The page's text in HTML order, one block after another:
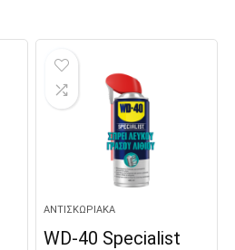
ΑΝΤΙΣΚΩΡΙΑΚΆ
WD-40 Specialist